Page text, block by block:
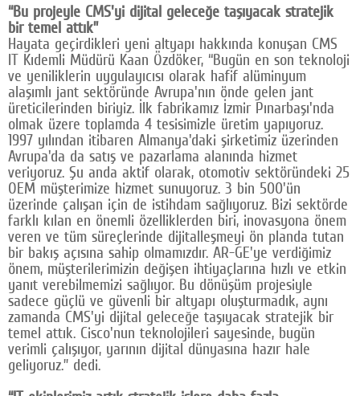
“Bu projeyle CMS'yi dijital geleceğe taşıyacak stratejik
bir temel attık”
Hayata geçirdikleri yeni altyapı hakkında konuşan CMS
IT Kıdemli Müdürü Kaan Özdöker, “Bugün en son teknoloji
ve yeniliklerin uygulayıcısı olarak hafif alüminyum
alaşımlı jant sektöründe Avrupa'nın önde gelen jant
üreticilerinden biriyiz. İlk fabrikamız İzmir Pınarbaşı'nda
olmak üzere toplamda 4 tesisimizle üretim yapıyoruz.
1997 yılından itibaren Almanya'daki şirketimiz üzerinden
Avrupa'da da satış ve pazarlama alanında hizmet
veriyoruz. Şu anda aktif olarak, otomotiv sektöründeki 25
OEM müşterimize hizmet sunuyoruz. 3 bin 500'ün
üzerinde çalışan için de istihdam sağlıyoruz. Bizi sektörde
farklı kılan en önemli özelliklerden biri, inovasyona önem
veren ve tüm süreçlerinde dijitalleşmeyi ön planda tutan
bir bakış açısına sahip olmamızdır. AR-GE'ye verdiğimiz
önem, müşterilerimizin değişen ihtiyaçlarına hızlı ve etkin
yanıt verebilmemizi sağlıyor. Bu dönüşüm projesiyle
sadece güçlü ve güvenli bir altyapı oluşturmadık, aynı
zamanda CMS'yi dijital geleceğe taşıyacak stratejik bir
temel attık. Cisco'nun teknolojileri sayesinde, bugün
verimli çalışıyor, yarının dijital dünyasına hazır hale
geliyoruz.” dedi.